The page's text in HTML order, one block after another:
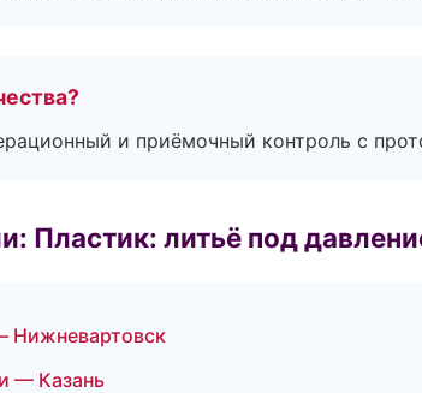
и приёмочный контроль с
Пластик: литьё под
Нижневартовск
— Казань